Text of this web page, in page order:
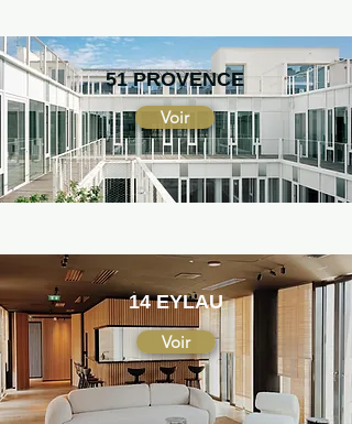
51 PROVENCE
Voir
14 EYLAU
Voir